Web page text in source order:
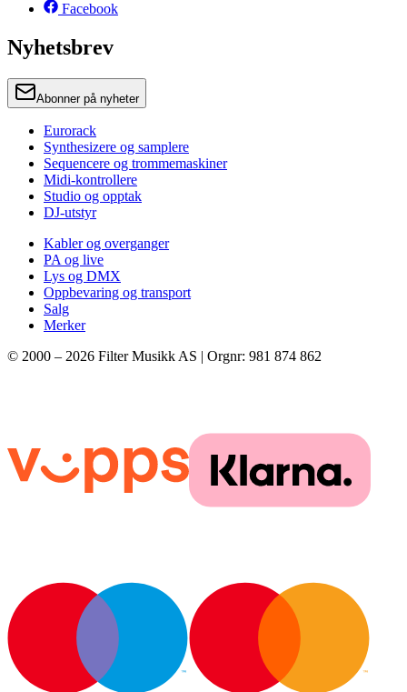
Facebook
Nyhetsbrev
Abonner på nyheter
Eurorack
Synthesizere og samplere
Sequencere og trommemaskiner
Midi-kontrollere
Studio og opptak
DJ-utstyr
Kabler og overganger
PA og live
Lys og DMX
Oppbevaring og transport
Salg
Merker
© 2000 – 2026 Filter Musikk AS | Orgnr: 981 874 862